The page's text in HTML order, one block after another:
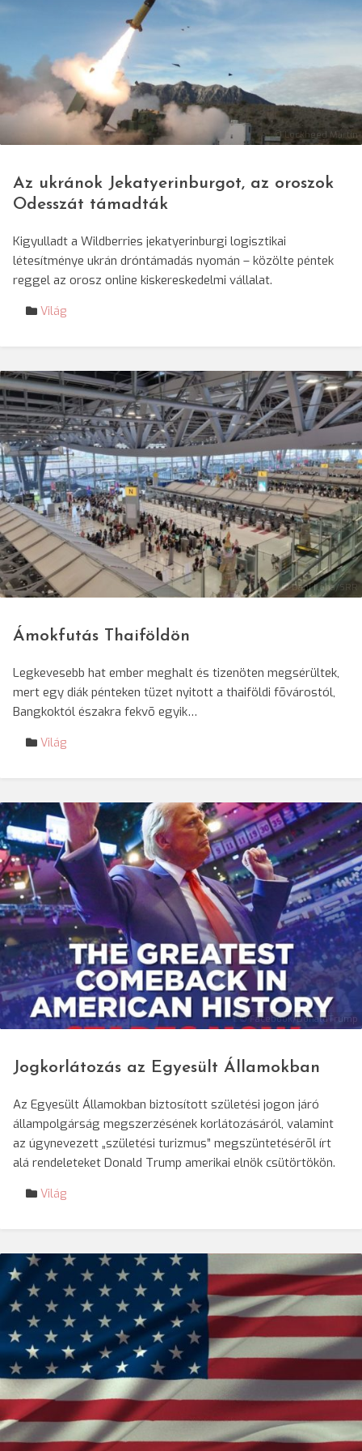
© Lockheed Martin
Az ukránok Jekatyerinburgot, az oroszok
Odesszát támadták
Kigyulladt a Wildberries jekatyerinburgi logisztikai
létesítménye ukrán dróntámadás nyomán – közölte péntek
reggel az orosz online kiskereskedelmi vállalat.
Világ
© Dani Ilona/SRR
Ámokfutás Thaiföldön
Legkevesebb hat ember meghalt és tizenöten megsérültek,
mert egy diák pénteken tüzet nyitott a thaiföldi fõvárostól,
Bangkoktól északra fekvõ egyik…
Világ
© Facebook/DonaldTrump
Jogkorlátozás az Egyesült Államokban
Az Egyesült Államokban biztosított születési jogon járó
állampolgárság megszerzésének korlátozásáról, valamint
az úgynevezett „születési turizmus” megszüntetésérõl írt
alá rendeleteket Donald Trump amerikai elnök csütörtökön.
Világ